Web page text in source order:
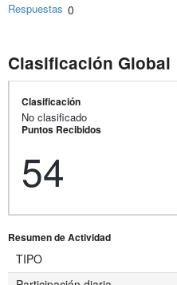
Respuestas 0
Clasificación Global
Clasificación
No clasificado
Puntos Recibidos
54
Resumen de Actividad
TIPO